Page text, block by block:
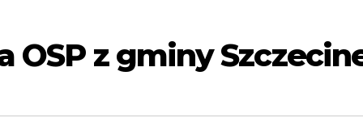
OSP z gminy